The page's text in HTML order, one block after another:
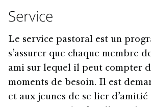
Service
Le service pastoral est un
s’assurer que chaque membre
ami sur lequel il peut compter
moments de besoin. Il est
et aux jeunes de se lier d’amitié